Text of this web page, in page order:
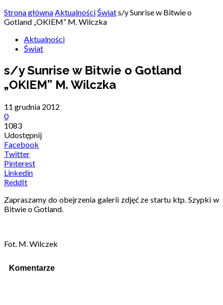
Strona głównaAktualnościŚwiats/y Sunrise w Bitwie o
Gotland „OKIEM” M. Wilczka
Aktualności
Świat
s/y Sunrise w Bitwie o Gotland
„OKIEM” M. Wilczka
11 grudnia 2012
0
1083
Udostępnij
Facebook
Twitter
Pinterest
Linkedin
ReddIt
Zapraszamy do obejrzenia galerii zdjęć ze startu ktp. Szypki w
Bitwie o Gotland.
Fot. M. Wilczek
Komentarze